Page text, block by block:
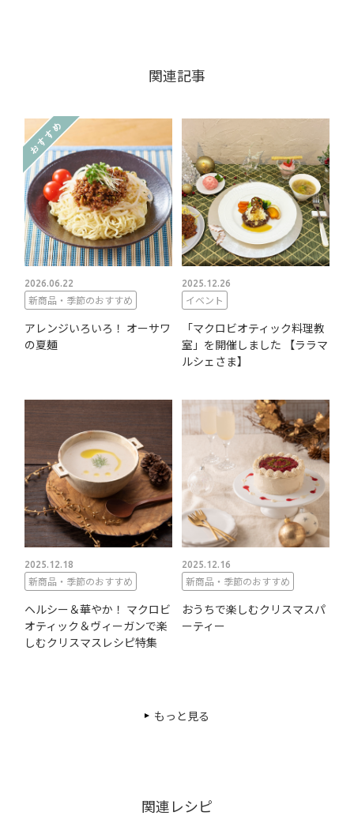
関連記事
2026.06.22
新商品・季節のおすすめ
アレンジいろいろ！ オーサワ
の夏麺
2025.12.26
イベント
「マクロビオティック料理教
室」を開催しました 【ララマ
ルシェさま】
2025.12.18
新商品・季節のおすすめ
ヘルシー＆華やか！ マクロビ
オティック＆ヴィーガンで楽
しむクリスマスレシピ特集
2025.12.16
新商品・季節のおすすめ
おうちで楽しむクリスマスパ
ーティー
もっと見る
関連レシピ